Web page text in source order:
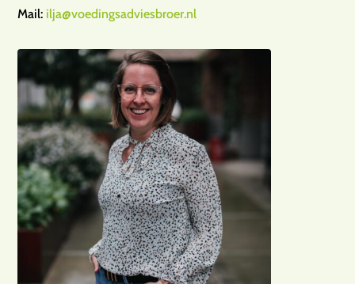
Mail: ilja@voedingsadviesbroer.nl